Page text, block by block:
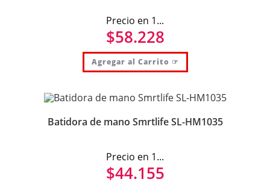
Precio en 1...
$58.228
Agregar al Carrito ☞
Batidora de mano Smrtlife SL-HM1035
Precio en 1...
$44.155